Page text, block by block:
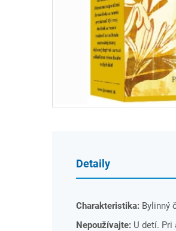
Detaily
Charakteristika: Bylinný
Nepoužívajte: U detí. Pri